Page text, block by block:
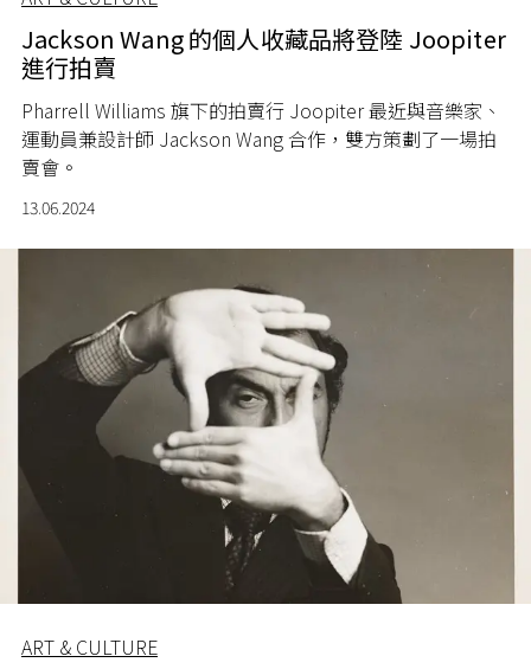
Jackson Wang 的個人收藏品將登陸 Joopiter
進行拍賣
Pharrell Williams 旗下的拍賣行 Joopiter 最近與音樂家、
運動員兼設計師 Jackson Wang 合作，雙方策劃了一場拍
賣會。
13.06.2024
ART & CULTURE